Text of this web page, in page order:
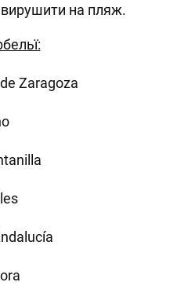
на пляж.
Zaragoza